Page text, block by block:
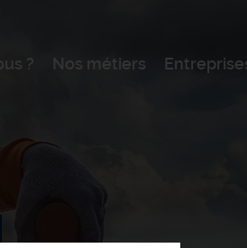
? Nos métiers